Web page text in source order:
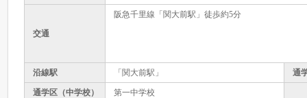
交通
阪急千里線「関大前駅」徒歩約5分
沿線駅 「関大前駅」 通
通学区（中学校） 第一中学校